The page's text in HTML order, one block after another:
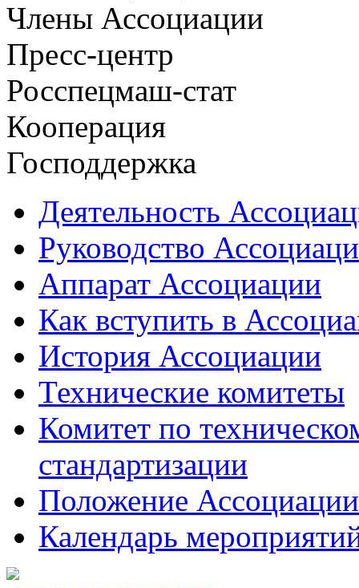
Члены Ассоциации
Пресс-центр
Росспецмаш-стат
Кооперация
Господдержка
Деятельность
Руководство
Аппарат Ассоциации
Как вступить в
История Ассоциации
Технические комитеты
Комитет по
стандартизации
Положение
Календарь